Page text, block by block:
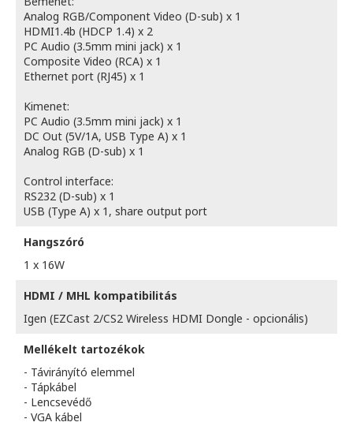
Analog RGB/Component Video (D-sub) x 1
HDMI1.4b (HDCP 1.4) x 2
PC Audio (3.5mm mini jack) x 1
Composite Video (RCA) x 1
Ethernet port (RJ45) x 1
Kimenet:
PC Audio (3.5mm mini jack) x 1
DC Out (5V/1A, USB Type A) x 1
Analog RGB (D-sub) x 1
Control interface:
RS232 (D-sub) x 1
USB (Type A) x 1, share output port
Hangszóró
1 x 16W
HDMI / MHL kompatibilitás
Igen (EZCast 2/CS2 Wireless HDMI Dongle - opcionális)
Mellékelt tartozékok
- Távirányító elemmel
- Tápkábel
- Lencsevédő
- VGA kábel